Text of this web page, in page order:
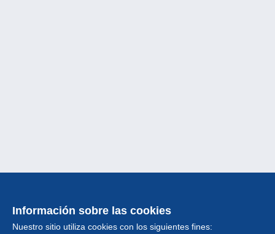
Información sobre las cookies
Nuestro sitio utiliza cookies con los siguientes fines: